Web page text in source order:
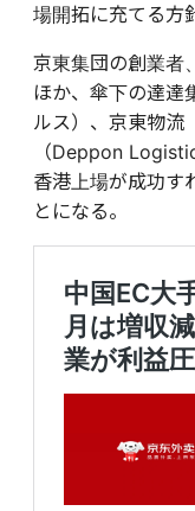
場開拓に充てる方
京東集団の創業者
ほか、傘下の達達
ルス）、京東物流
（Deppon
香港上場が成功す
とになる。